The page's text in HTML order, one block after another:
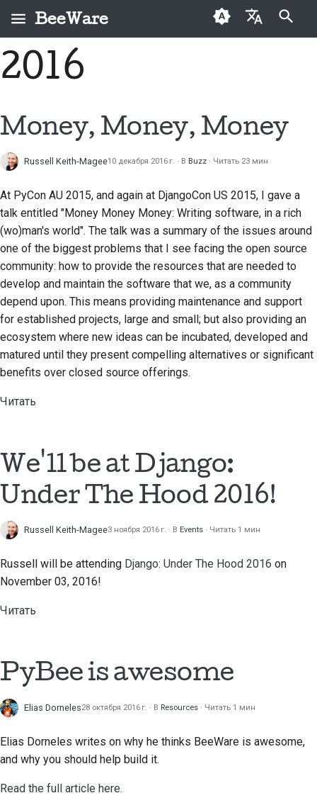
BeeWare
Español
فارسی
Français
Italiano
한국어
Türkçe
中文(简体)
Инициализация поиска
Что такое BeeWare?
История и философия
Истории успеха
Контакты
Рекомендации по
брендингу
Кодекс поведения
Управление
Предлагается в
аренду
Новые авторы
внесению взносов
функцию
Написать
Сортировка проблем
Просмотреть запрос
на вытягивание
Предложить новую
функцию
Перевести контент
Используйте
инструменты
Воспроизведение
проблемы
расширения объема
документация
Написание
Добавление
Руководство по
спринту
Монеты-вызов
Buzz
2016
Money, Money, Money
Russell Keith-Magee10 декабря 2016 г. В Buzz Читать 23 мин
At PyCon AU 2015, and again at DjangoCon US 2015, I gave a
talk entitled "Money Money Money: Writing software, in a rich
(wo)man's world". The talk was a summary of the issues around
one of the biggest problems that I see facing the open source
community: how to provide the resources that are needed to
develop and maintain the software that we, as a community
depend upon. This means providing maintenance and support
for established projects, large and small; but also providing an
ecosystem where new ideas can be incubated, developed and
matured until they present compelling alternatives or significant
benefits over closed source offerings.
Читать
We'll be at Django:
Under The Hood 2016!
Russell Keith-Magee3 ноября 2016 г. В Events Читать 1 мин
Russell will be attending Django: Under The Hood 2016 on
November 03, 2016!
Читать
PyBee is awesome
Elias Dorneles28 октября 2016 г. В Resources Читать 1 мин
Elias Dorneles writes on why he thinks BeeWare is awesome,
and why you should help build it.
Read the full article here.